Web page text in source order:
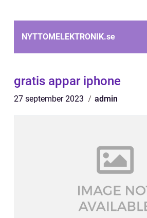
NYTTOMELEKTRONIK.se
gratis appar iphone
27 september 2023 admin